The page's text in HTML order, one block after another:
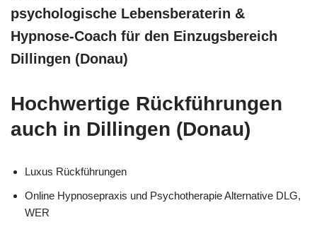
psychologische Lebensberaterin &
Hypnose-Coach für den Einzugsbereich
Dillingen (Donau)
Hochwertige Rückführungen
auch in Dillingen (Donau)
Luxus Rückführungen
Online Hypnosepraxis und Psychotherapie Alternative DLG,
WER